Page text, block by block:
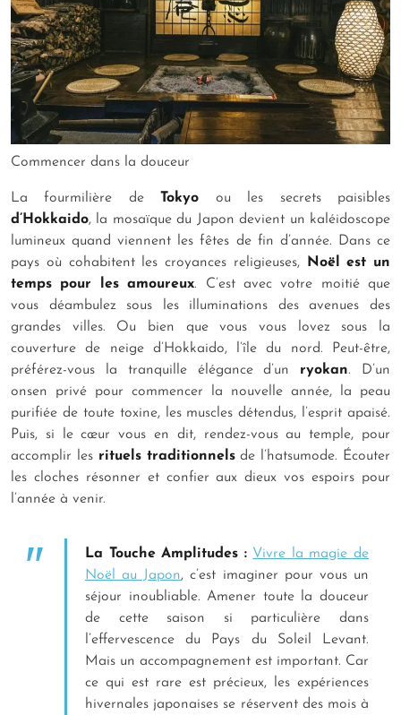
Commencer dans la douceur
La fourmilière deTokyo ou les secrets paisibles
d’Hokkaido, la mosaïque du Japon devient un kaléidoscope
lumineux quand viennent les fêtes de fin d’année. Dans ce
pays où cohabitent les croyances religieuses,Noël est un
temps pour les amoureux. C’est avec votre moitié que
vous déambulez sous les illuminations des avenues des
grandes villes. Ou bien que vous vous lovez sous la
couverture de neige d’Hokkaido, l’île du nord. Peut-être,
préférez-vous la tranquille élégance d’un ryokan. D’un
onsen privé pour commencer la nouvelle année, la peau
purifiée de toute toxine, les muscles détendus, l’esprit apaisé.
Puis, si le cœur vous en dit, rendez-vous au temple, pour
accomplir lesrituels traditionnelsde l’hatsumode. Écouter
les cloches résonner et confier aux dieux vos espoirs pour
l’année à venir.
La Touche Amplitudes : Vivre la magie de
Noël au Japon, c’est imaginer pour vous un
séjour inoubliable. Amener toute la douceur
de cette saison si particulière dans
l’effervescence du Pays du Soleil Levant.
Mais un accompagnement est important. Car
ce qui est rare est précieux, les expériences
hivernales japonaises se réservent des mois à